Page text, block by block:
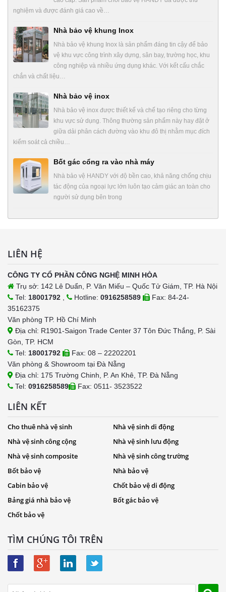
nghiệm và được đánh giá cao về…
Nhà bảo vệ khung Inox
Nhà bảo vệ khung Inox là sản phẩm đáng tin cậy để bảo
vệ khu vực công trình xây dựng, sân bay, trường học, khu
công nghiệp và nhiều ứng dụng khác. Với kết cấu chắc
chắn và chất liệu…
Nhà bảo vệ inox
Nhà bảo vệ inox được thiết kế và chế tạo riêng cho từng
khu vực sử dụng. Thông thường sản phẩm này hay đặt ở
giữa dải phân cách đường vào khu đô thị nhằm mục đích
kiểm soát cả chiều…
Bốt gác cổng ra vào nhà máy
Nhà bảo vệ HANDY với độ bền cao, khả năng chống chịu
tác động của ngoại lực lớn luôn tạo cảm giác an toàn cho
người sử dụng bên trong
LIÊN HỆ
CÔNG TY CỔ PHẦN CÔNG NGHỆ MINH HÒA
Trụ sở: 142 Lê Duẩn, P. Văn Miếu – Quốc Tử Giám, TP. Hà Nội
Tel: 18001792 , Hotline: 0916258589
Fax: 84-24-
35162375
Văn phòng TP. Hồ Chí Minh
Địa chỉ: R1901-Saigon Trade Center 37 Tôn Đức Thắng, P. Sài
Gòn, TP. HCM
Tel: 18001792
Fax: 08 – 22202201
Văn phòng & Showroom tại Đà Nẵng
Địa chỉ: 175 Trường Chinh, P. An Khê, TP. Đà Nẵng
Tel: 0916258589 Fax: 0511- 3523522
LIÊN KẾT
Cho thuê nhà vệ sinh
Nhà vệ sinh di động
Nhà vệ sinh công cộng
Nhà vệ sinh lưu động
Nhà vệ sinh composite
Nhà vệ sinh công trường
Bốt bảo vệ
Nhà bảo vệ
Cabin bảo vệ
Chốt bảo vệ di động
Bảng giá nhà bảo vệ
Bốt gác bảo vệ
Chốt bảo vệ
TÌM CHÚNG TÔI TRÊN